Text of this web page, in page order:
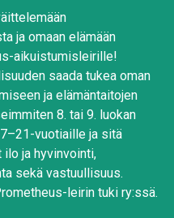
ja omaan elämään
aikuistumisleirille!
saada tukea oman
ja elämäntaitojen
8. tai 9. luokan
vuotiaille ja sitä
ilo ja hyvinvointi,
sekä vastuullisuus.
leirin tuki ry:ssä.